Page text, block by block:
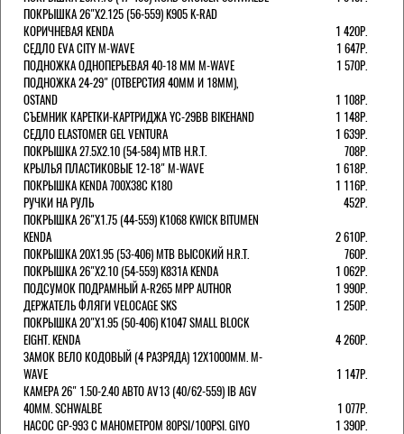
ПОКРЫШКА 26"Х2.125 (56-559) K905 K-RAD
КОРИЧНЕВАЯ KENDA
1 420Р.
СЕДЛО EVA CITY M-WAVE
1 647Р.
ПОДНОЖКА ОДНОПЕРЬЕВАЯ 40-18 ММ M-WAVE
1 570Р.
ПОДНОЖКА 24-29" (ОТВЕРСТИЯ 40ММ И 18ММ),
OSTAND
1 108Р.
СЪЕМНИК КАРЕТКИ-КАРТРИДЖА YC-29BB BIKEHAND
1 148Р.
СЕДЛО ELASTOMER GEL VENTURA
1 639Р.
ПОКРЫШКА 27.5X2.10 (54-584) MTB H.R.T.
708Р.
КРЫЛЬЯ ПЛАСТИКОВЫЕ 12-18" M-WAVE
1 618Р.
ПОКРЫШКА KENDA 700Х38С K180
1 116Р.
РУЧКИ НА РУЛЬ
452Р.
ПОКРЫШКА 26"Х1.75 (44-559) K1068 KWICK BITUMEN
KENDA
2 610Р.
ПОКРЫШКА 20X1.95 (53-406) MTB ВЫСОКИЙ H.R.T.
760Р.
ПОКРЫШКА 26"Х2.10 (54-559) K831A KENDA
1 062Р.
ПОДСУМОК ПОДРАМНЫЙ A-R265 MPP AUTHOR
1 990Р.
ДЕРЖАТЕЛЬ ФЛЯГИ VELOCAGE SKS
1 250Р.
ПОКРЫШКА 20"Х1.95 (50-406) K1047 SMALL BLOCK
EIGHT. KENDA
4 260Р.
ЗАМОК ВЕЛО КОДОВЫЙ (4 РАЗРЯДА) 12Х1000ММ. M-
WAVE
1 147Р.
КАМЕРА 26" 1.50-2.40 АВТО AV13 (40/62-559) IB AGV
40MM. SCHWALBE
1 077Р.
НАСОС GP-993 С МАНОМЕТРОМ 80PSI/100PSI. GIYO
1 390Р.